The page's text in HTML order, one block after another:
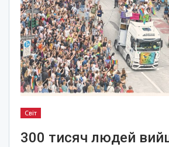
Світ
300 тисяч людей